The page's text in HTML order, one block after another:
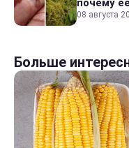
почему
08 августа
Больше